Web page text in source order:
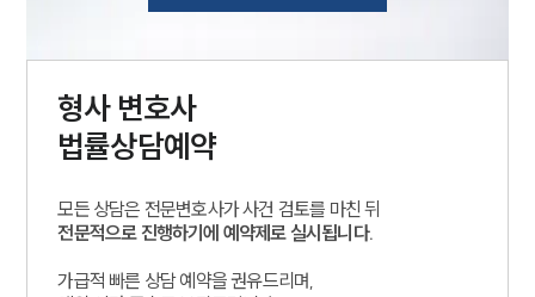
형사변호사
법률상담예약
모든 상담은 전문변호사가 사건 검토를 마친 뒤
전문적으로 진행하기에 예약제로 실시됩니다.
가급적 빠른 상담 예약을 권유드리며,